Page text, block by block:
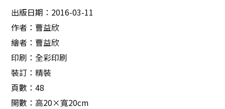
出版日期：2016-03-11
作者：曹益欣
繪者：曹益欣
印刷：全彩印刷
裝訂：精裝
頁數：48
開數：高20×寬20cm